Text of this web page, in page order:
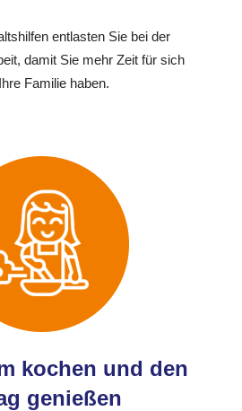
entlasten Sie bei der
damit Sie mehr Zeit für sich
Familie haben.
kochen und den
genießen